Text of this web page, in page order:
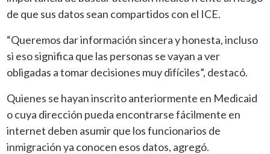
de que sus datos sean compartidos con el ICE.
“Queremos dar información sincera y honesta, incluso
si eso significa que las personas se vayan a ver
obligadas a tomar decisiones muy difíciles”, destacó.
Quienes se hayan inscrito anteriormente en Medicaid
o cuya dirección pueda encontrarse fácilmente en
internet deben asumir que los funcionarios de
inmigración ya conocen esos datos, agregó.